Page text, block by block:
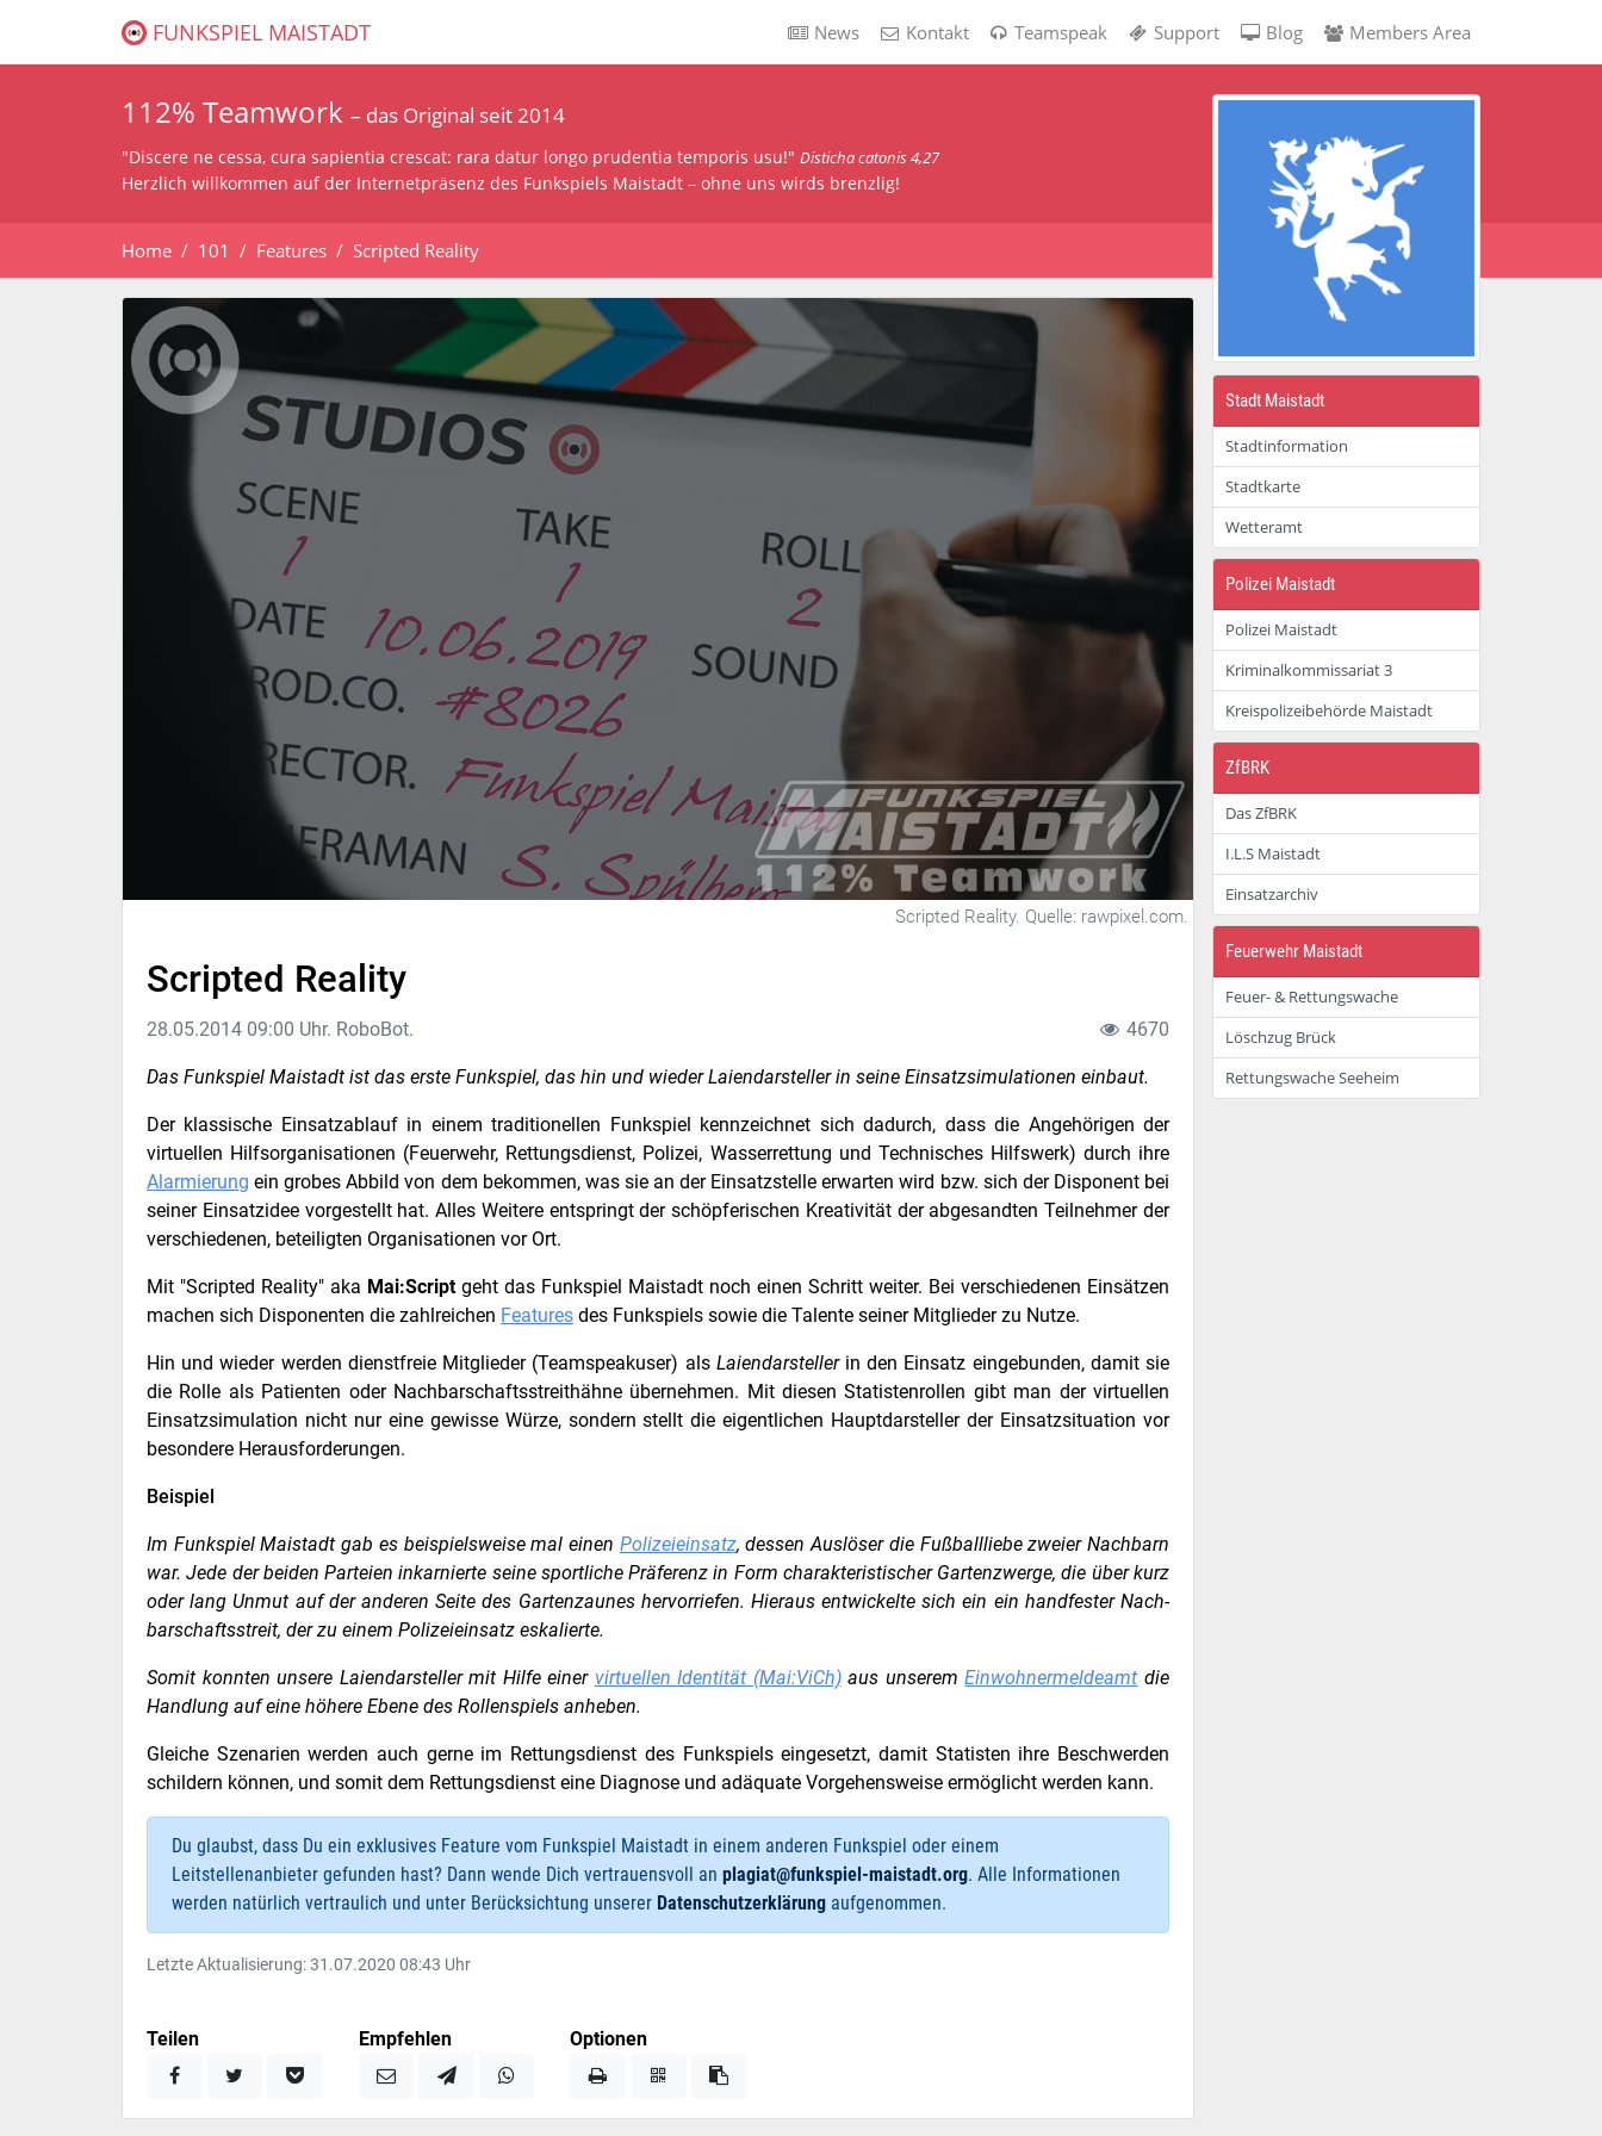
FUNKSPIEL MAISTADT News Kontakt Teamspeak Support Blog Members Area
112% Teamwork – das Original seit 2014
"Discere ne cessa, cura sapientia crescat: rara datur longo prudentia temporis usu!" Disticha catonis 4,27
Herzlich willkommen auf der Internetpräsenz des Funkspiels Maistadt – ohne uns wirds brenzlig!
Home 101 Features Scripted Reality
Scripted Reality. Quelle: rawpixel.com.
Scripted Reality
28.05.2014 09:00 Uhr. RoboBot. 4670
Das Funkspiel Maistadt ist das erste Funkspiel, das hin und wieder Laiendarsteller in seine Einsatzsimulationen einbaut.
Der klassische Einsatzablauf in einem traditionellen Funkspiel kennzeichnet sich dadurch, dass die Angehörigen der
virtuellen Hilfsorganisationen (Feuerwehr, Rettungsdienst, Polizei, Wasserrettung und Technisches Hilfswerk) durch ihre
Alarmierung ein grobes Abbild von dem bekommen, was sie an der Einsatzstelle erwarten wird bzw. sich der Disponent bei
seiner Einsatzidee vorgestellt hat. Alles Weitere entspringt der schöpferischen Kreativität der abgesandten Teilnehmer der
verschiedenen, beteiligten Organisationen vor Ort.
Mit "Scripted Reality" aka Mai:Scriptgeht das Funkspiel Maistadt noch einen Schritt weiter. Bei verschiedenen Einsätzen
machen sich Disponenten die zahlreichen Features des Funkspiels sowie die Talente seiner Mitglieder zu Nutze.
Hin und wieder werden dienstfreie Mitglieder (Teamspeakuser) als Laiendarstellerin den Einsatz eingebunden, damit sie
die Rolle als Patienten oder Nachbarschaftsstreithähne übernehmen. Mit diesen Statistenrollen gibt man der virtuellen
Einsatzsimulation nicht nur eine gewisse Würze, sondern stellt die eigentlichen Hauptdarsteller der Einsatzsituation vor
besondere Herausforderungen.
Beispiel
Im Funkspiel Maistadt gab es beispielsweise mal einen Polizeieinsatz, dessen Auslöser die Fußballliebe zweier Nachbarn
war. Jede der beiden Parteien inkarnierte seine sportliche Präferenz in Form charakteristischer Gartenzwerge, die über kurz
oder lang Unmut auf der anderen Seite des Gartenzaunes hervorriefen. Hieraus entwickelte sich ein ein handfester Nach­
bar­schafts­streit, der zu einem Polizeieinsatz eskalierte.
Somit konnten unsere Laiendarsteller mit Hilfe einer virtuellen Identität (Mai:ViCh)aus unseremEinwohnermeldeamt die
Handlung auf eine höhere Ebene des Rollenspiels anheben.
Gleiche Szenarien werden auch gerne im Rettungsdienst des Funkspiels eingesetzt, damit Statisten ihre Beschwerden
schildern können, und somit dem Rettungsdienst eine Diagnose und adäquate Vorgehensweise ermöglicht werden kann.
Du glaubst, dass Du ein exklusives Feature vom Funkspiel Maistadt in einem anderen Funkspiel oder einem
Leitstellenanbieter gefunden hast? Dann wende Dich vertrauensvoll an plagiat@funkspiel-maistadt.org. Alle Informationen
werden natürlich vertraulich und unter Berücksichtung unserer Datenschutzerklärung aufgenommen.
Letzte Aktualisierung: 31.07.2020 08:43 Uhr
Teilen Empfehlen Optionen
Stadt Maistadt
Stadtinformation
Stadtkarte
Wetteramt
Polizei Maistadt
Polizei Maistadt
Kriminalkommissariat 3
Kreispolizeibehörde Maistadt
ZfBRK
Das ZfBRK
I.L.S Maistadt
Einsatzarchiv
Feuerwehr Maistadt
Feuer- & Rettungswache
Löschzug Brück
Rettungswache Seeheim